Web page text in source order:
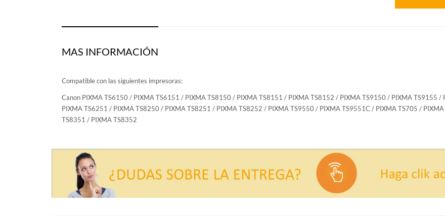
MAS INFORMACIÓN
Compatible con las siguientes impresoras:
Canon PIXMA TS6150 / PIXMA TS6151 / PIXMA TS8150 / PIXMA TS8151 / PIXMA TS8152 / PIXMA TS9150 / PIXMA TS9155
PIXMA TS6251 / PIXMA TS8250 / PIXMA TS8251 / PIXMA TS8252 / PIXMA TS9550 / PIXMA TS9551C / PIXMA TS705 /
TS8351 / PIXMA TS8352